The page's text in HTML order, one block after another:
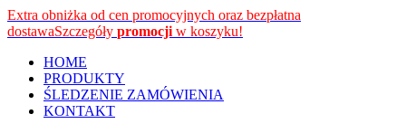
Przewiń
do
Extra obniżka od cen promocyjnych oraz bezpłatna
dostawaSzczegóły promocji w koszyku!
HOME
PRODUKTY
ŚLEDZENIE ZAMÓWIENIA
KONTAKT